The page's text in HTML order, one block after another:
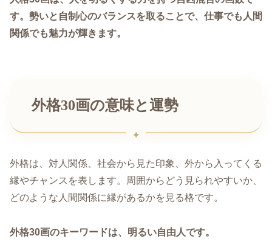
す。勢いと自制心のバランスを取ることで、仕事でも人間
関係でも魅力が輝きます。
外格30画の意味と運勢
外格は、対人関係、社会から見た印象、外から入ってくる
縁やチャンスを表します。周囲からどう見られやすいか、
どのような人間関係に縁があるかを見る格です。
外格30画のキーワードは、明るい自由人です。